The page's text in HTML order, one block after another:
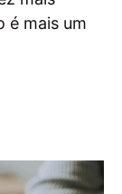
é mais um